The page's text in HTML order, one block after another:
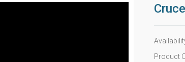
Product